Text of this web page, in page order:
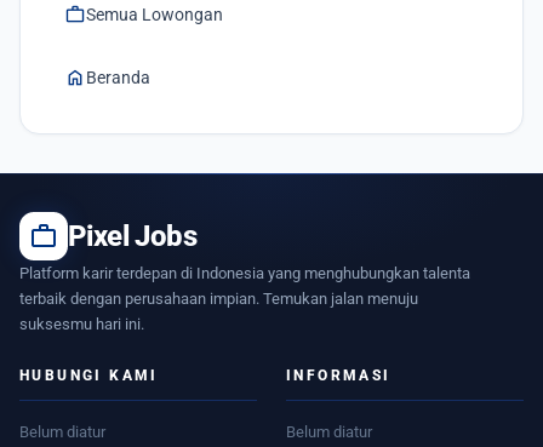
workSemua Lowongan
home Beranda
work Pixel Jobs
Platform karir terdepan di Indonesia yang menghubungkan talenta
terbaik dengan perusahaan impian. Temukan jalan menuju
suksesmu hari ini.
HUBUNGI KAMI
Belum diatur
INFORMASI
Belum diatur